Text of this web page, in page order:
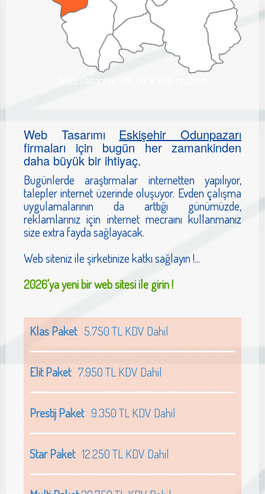
Web Tasarımı Eskişehir Odunpazarı
Web TasarımıEskişehir Odunpazarı
firmaları için bugün her zamankinden
daha büyük bir ihtiyaç.
Bugünlerde araştırmalar internetten yapılıyor,
talepler internet üzerinde oluşuyor. Evden çalışma
uygulamalarının da arttığı günümüzde,
reklamlarınız için internet mecraını kullanmanız
size extra fayda sağlayacak.
Web siteniz ile şirketinize katkı sağlayın !...
2026'ya yeni bir web sitesi ile girin !
Klas Paket5.750 TL KDV Dahil
Elit Paket7.950 TL KDV Dahil
Prestij Paket9.350 TL KDV Dahil
Star Paket12.250 TL KDV Dahil